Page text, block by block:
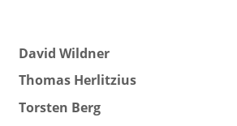
David Wildner
Thomas Herlitzius
Torsten Berg